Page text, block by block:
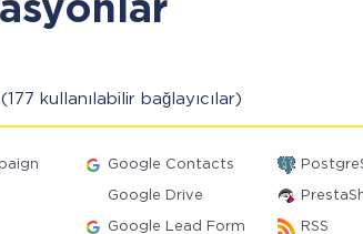
(177 kullanılabilir bağlayıcılar)
Google Contacts
Google Drive
Google Lead Form RSS